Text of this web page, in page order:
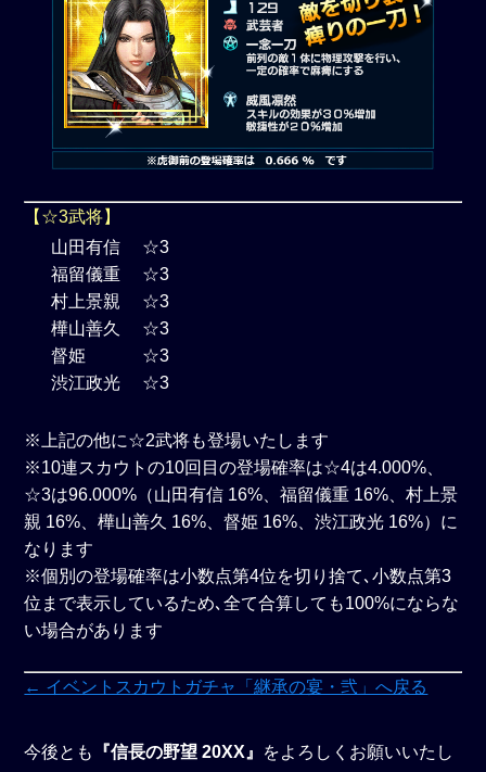
【☆3武将】
山田有信 ☆3
福留儀重 ☆3
村上景親 ☆3
樺山善久 ☆3
督姫 ☆3
渋江政光 ☆3
※上記の他に☆2武将も登場いたします
※10連スカウトの10回目の登場確率は☆4は4.000%、
☆3は96.000%（山田有信 16%、福留儀重 16%、村上景
親 16%、樺山善久 16%、督姫 16%、渋江政光 16%）に
なります
※個別の登場確率は小数点第4位を切り捨て､小数点第3
位まで表示しているため､全て合算しても100%にならな
い場合があります
← イベントスカウトガチャ「継承の宴・弐」へ戻る
今後とも 『信長の野望 20XX』 をよろしくお願いいたし